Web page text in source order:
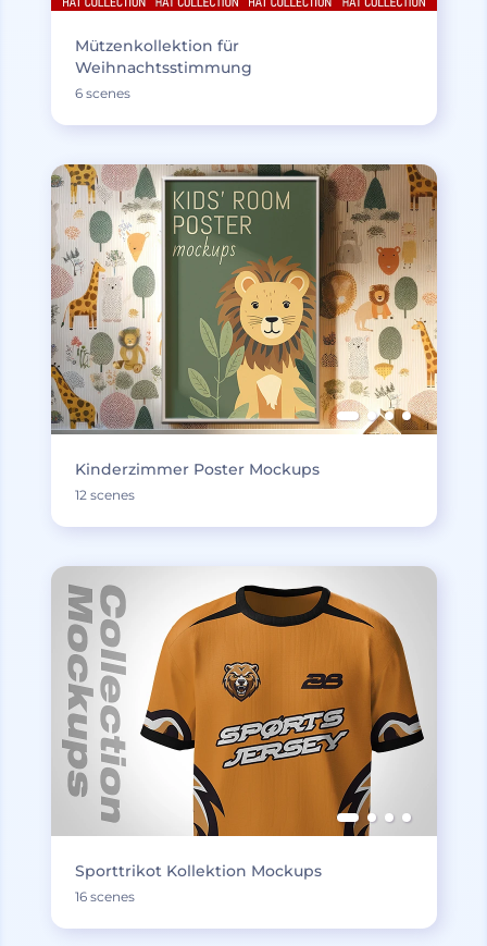
Mützenkollektion für
Weihnachtsstimmung
6 scenes
Kinderzimmer Poster Mockups
12 scenes
Sporttrikot Kollektion Mockups
16 scenes